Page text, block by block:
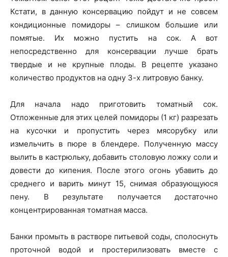
Кстати, в данную консервацию пойдут и не совсем
кондиционные помидоры – слишком большие или
помятые. Их можно пустить на сок. А вот
непосредственно для консервации лучше брать
твердые и не крупные плоды. В рецепте указано
количество продуктов на одну 3-х литровую банку.
Для начала надо приготовить томатный сок.
Отложенные для этих целей помидоры (1 кг) разрезать
на кусочки и пропустить через мясорубку или
измельчить в пюре в блендере. Полученную массу
вылить в кастрюльку, добавить столовую ложку соли и
довести до кипения. После этого огонь убавить до
среднего и варить минут 15, снимая образующуюся
пену. В результате получается достаточно
концентрированная томатная масса.
Банки промыть в растворе питьевой соды, сполоснуть
проточной водой и простерилизовать вместе с